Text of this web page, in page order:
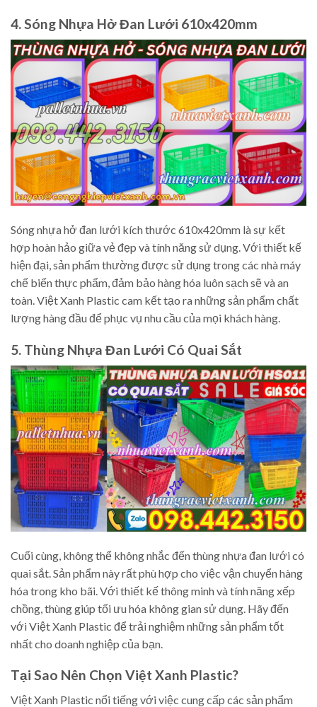
4. Sóng Nhựa Hở Đan Lưới 610x420mm
Sóng nhựa hở đan lưới kích thước 610x420mm là sự kết
hợp hoàn hảo giữa vẻ đẹp và tính năng sử dụng. Với thiết kế
hiện đại, sản phẩm thường được sử dụng trong các nhà máy
chế biến thực phẩm, đảm bảo hàng hóa luôn sạch sẽ và an
toàn. Việt Xanh Plastic cam kết tạo ra những sản phẩm chất
lượng hàng đầu để phục vụ nhu cầu của mọi khách hàng.
5. Thùng Nhựa Đan Lưới Có Quai Sắt
Cuối cùng, không thể không nhắc đến thùng nhựa đan lưới có
quai sắt. Sản phẩm này rất phù hợp cho việc vận chuyển hàng
hóa trong kho bãi. Với thiết kế thông minh và tính năng xếp
chồng, thùng giúp tối ưu hóa không gian sử dụng. Hãy đến
với Việt Xanh Plastic để trải nghiệm những sản phẩm tốt
nhất cho doanh nghiệp của bạn.
Tại Sao Nên Chọn Việt Xanh Plastic?
Việt Xanh Plastic nổi tiếng với việc cung cấp các sản phẩm